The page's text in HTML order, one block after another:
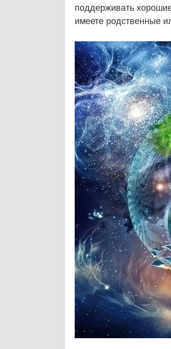
поддерживать
имеете родственные